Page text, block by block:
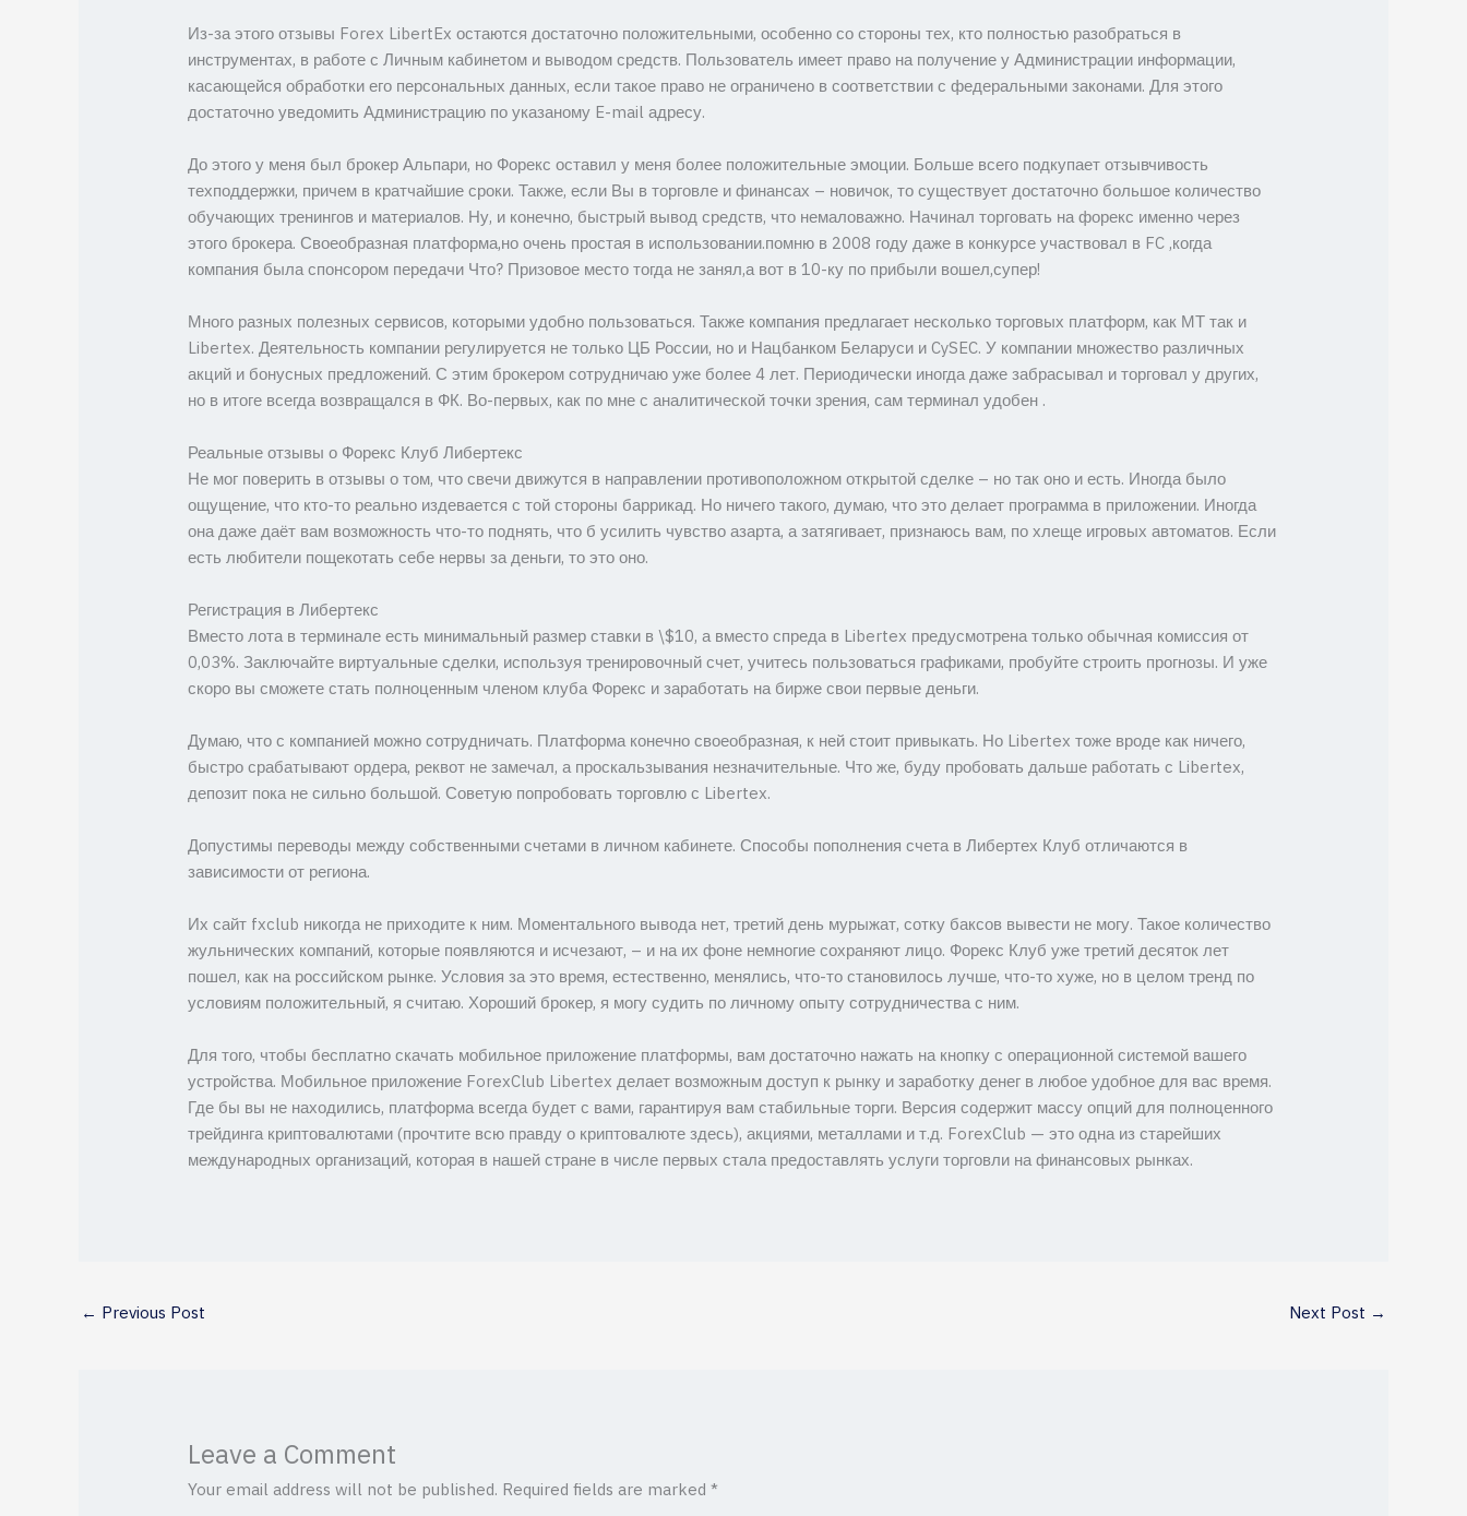
Из-за этого отзывы Forex LibertEx остаются достаточно положительными, особенно со стороны тех, кто полностью разобраться в
инструментах, в работе с Личным кабинетом и выводом средств. Пользователь имеет право на получение у Администрации информации,
касающейся обработки его персональных данных, если такое право не ограничено в соответствии с федеральными законами. Для этого
достаточно уведомить Администрацию по указаному E-mail адресу.
До этого у меня был брокер Альпари, но Форекс оставил у меня более положительные эмоции. Больше всего подкупает отзывчивость
техподдержки, причем в кратчайшие сроки. Также, если Вы в торговле и финансах – новичок, то существует достаточно большое количество
обучающих тренингов и материалов. Ну, и конечно, быстрый вывод средств, что немаловажно. Начинал торговать на форекс именно через
этого брокера. Своеобразная платформа,но очень простая в использовании.помню в 2008 году даже в конкурсе участвовал в FC ,когда
компания была спонсором передачи Что? Призовое место тогда не занял,а вот в 10-ку по прибыли вошел,супер!
Много разных полезных сервисов, которыми удобно пользоваться. Также компания предлагает несколько торговых платформ, как МТ так и
Libertex. Деятельность компании регулируется не только ЦБ России, но и Нацбанком Беларуси и CySEC. У компании множество различных
акций и бонусных предложений. С этим брокером сотрудничаю уже более 4 лет. Периодически иногда даже забрасывал и торговал у других,
но в итоге всегда возвращался в ФК. Во-первых, как по мне с аналитической точки зрения, сам терминал удобен .
Реальные отзывы о Форекс Клуб Либертекс
Не мог поверить в отзывы о том, что свечи движутся в направлении противоположном открытой сделке – но так оно и есть. Иногда было
ощущение, что кто-то реально издевается с той стороны баррикад. Но ничего такого, думаю, что это делает программа в приложении. Иногда
она даже даёт вам возможность что-то поднять, что б усилить чувство азарта, а затягивает, признаюсь вам, по хлеще игровых автоматов. Если
есть любители пощекотать себе нервы за деньги, то это оно.
Регистрация в Либертекс
Вместо лота в терминале есть минимальный размер ставки в \$10, а вместо спреда в Libertex предусмотрена только обычная комиссия от
0,03%. Заключайте виртуальные сделки, используя тренировочный счет, учитесь пользоваться графиками, пробуйте строить прогнозы. И уже
скоро вы сможете стать полноценным членом клуба Форекс и заработать на бирже свои первые деньги.
Думаю, что с компанией можно сотрудничать. Платформа конечно своеобразная, к ней стоит привыкать. Но Libertex тоже вроде как ничего,
быстро срабатывают ордера, реквот не замечал, а проскальзывания незначительные. Что же, буду пробовать дальше работать с Libertex,
депозит пока не сильно большой. Советую попробовать торговлю с Libertex.
Допустимы переводы между собственными счетами в личном кабинете. Способы пополнения счета в Либертех Клуб отличаются в
зависимости от региона.
Их сайт fxclub никогда не приходите к ним. Моментального вывода нет, третий день мурыжат, сотку баксов вывести не могу. Такое количество
жульнических компаний, которые появляются и исчезают, – и на их фоне немногие сохраняют лицо. Форекс Клуб уже третий десяток лет
пошел, как на российском рынке. Условия за это время, естественно, менялись, что-то становилось лучше, что-то хуже, но в целом тренд по
условиям положительный, я считаю. Хороший брокер, я могу судить по личному опыту сотрудничества с ним.
Для того, чтобы бесплатно скачать мобильное приложение платформы, вам достаточно нажать на кнопку с операционной системой вашего
устройства. Мобильное приложение ForexClub Libertex делает возможным доступ к рынку и заработку денег в любое удобное для вас время.
Где бы вы не находились, платформа всегда будет с вами, гарантируя вам стабильные торги. Версия содержит массу опций для полноценного
трейдинга криптовалютами (прочтите всю правду о криптовалюте здесь), акциями, металлами и т.д. ForexClub — это одна из старейших
международных организаций, которая в нашей стране в числе первых стала предоставлять услуги торговли на финансовых рынках.
← Previous Post Next Post →
Leave a Comment
Your email address will not be published. Required fields are marked*